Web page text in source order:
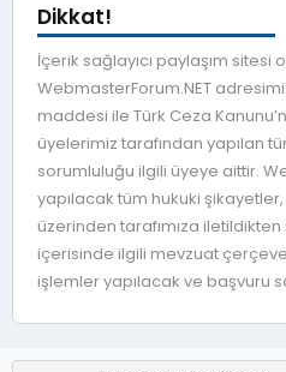
Dikkat!
İçerik sağlayıcı paylaşım sitesi
WebmasterForum.NET
maddesi ile Türk Ceza
üyelerimiz tarafından yapılan
sorumluluğu ilgili üyeye aittir.
yapılacak tüm hukuki
üzerinden tarafımıza
içerisinde ilgili mevzuat
işlemler yapılacak ve başvuru